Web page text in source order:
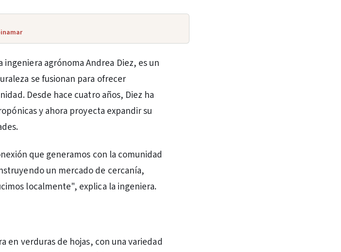
agrónoma Andrea Diez, es un
se fusionan para ofrecer
Desde hace cuatro años, Diez ha
y ahora proyecta expandir su
que generamos con la comunidad
un mercado de cercanía,
localmente", explica la ingeniera.
en verduras de hojas, con una variedad